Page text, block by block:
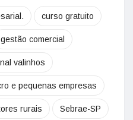
curso gratuito
gestão comercial
valinhos
e pequenas empresas
rurais Sebrae-SP